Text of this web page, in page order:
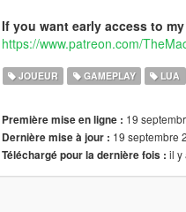
If you want early access to
https://www.patreon.com/
JOUEUR GAMEPLAY LUA
Première mise en ligne : 19
Dernière mise à jour : 19 septembre
Téléchargé pour la dernière fois : il y